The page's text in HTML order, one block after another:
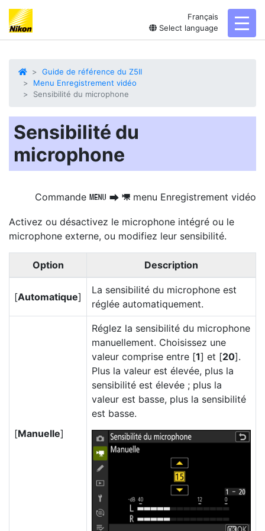
Français
Select language
Guide de référence du Z5II
Menu Enregistrement vidéo
Sensibilité du microphone
Sensibilité du
microphone
Commande G U 1 menu Enregistrement vidéo
Activez ou désactivez le microphone intégré ou le
microphone externe, ou modifiez leur sensibilité.
Option Description
[Automatique]
La sensibilité du microphone est
réglée automatiquement.
[Manuelle]
Réglez la sensibilité du microphone
manuellement. Choisissez une
valeur comprise entre [1] et [20].
Plus la valeur est élevée, plus la
sensibilité est élevée ; plus la
valeur est basse, plus la sensibilité
est basse.